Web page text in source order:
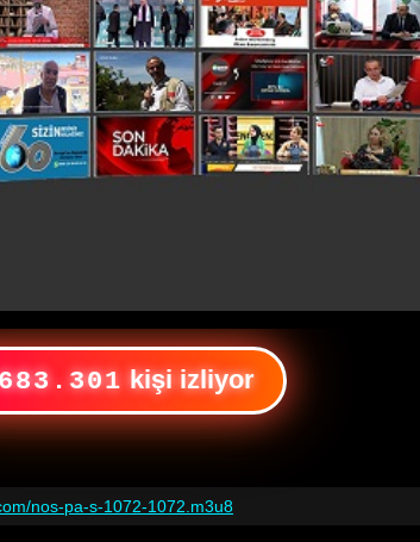
kişi izliyor
nos-pa-s-1072-1072.m3u8